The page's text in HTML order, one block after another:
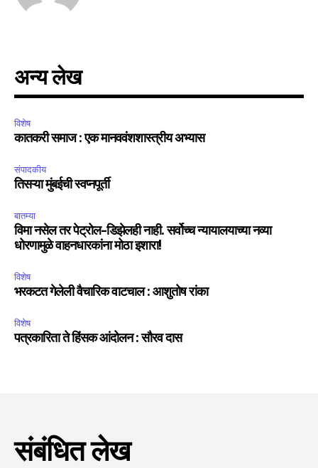
अन्य लेख
विशेष
कातकरी समाज : एक मानववंशशास्त्रीय अभ्यास
संपादकीय
तिसऱ्या मुंबईची स्वप्नपूर्ती
बातम्या
विमा नसेल तर पेट्रोल-डिझेलही नाही. सर्वोच्च न्यायालयाच्या नव्या
धोरणामुळे वाहनधारकांना मोठा इशारा!
विशेष
भरकटत गेलेली वैचारिक वाटचाल : आशुतोष रांका
विशेष
पत्रकारिता ते हिंसक आंदोलन : सौरव दास
संबंधित लेख